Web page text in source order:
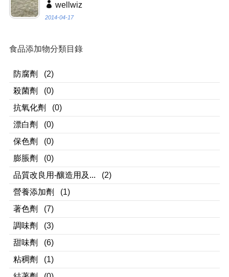
wellwiz
2014-04-17
食品添加物分類目錄
防腐劑
(2)
殺菌劑
(0)
抗氧化劑
(0)
漂白劑
(0)
保色劑
(0)
膨脹劑
(0)
品質改良用-釀造用及...
(2)
營養添加劑
(1)
著色劑
(7)
調味劑
(3)
甜味劑
(6)
粘稠劑
(1)